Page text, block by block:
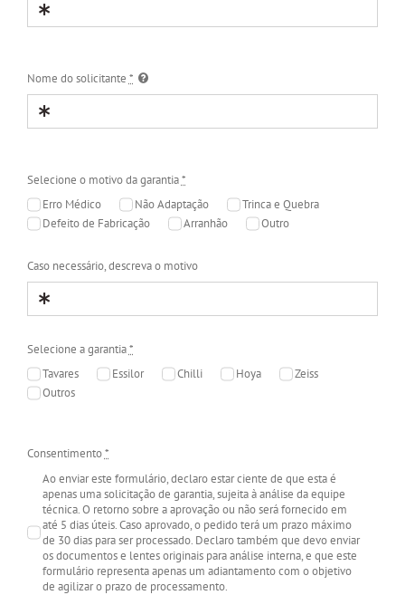
Nome do solicitante *
Selecione o motivo da garantia*
Erro Médico
Não Adaptação
Trinca e Quebra
Defeito de Fabricação
Arranhão Outro
Caso necessário, descreva o motivo
Selecione a garantia*
Tavares
Essilor Chilli Hoya
Zeiss
Outros
Consentimento*
Ao enviar este formulário, declaro estar ciente de que esta é
apenas uma solicitação de garantia, sujeita à análise da equipe
técnica. O retorno sobre a aprovação ou não será fornecido em
até 5 dias úteis. Caso aprovado, o pedido terá um prazo máximo
de 30 dias para ser processado. Declaro também que devo enviar
os documentos e lentes originais para análise interna, e que este
formulário representa apenas um adiantamento com o objetivo
de agilizar o prazo de processamento.